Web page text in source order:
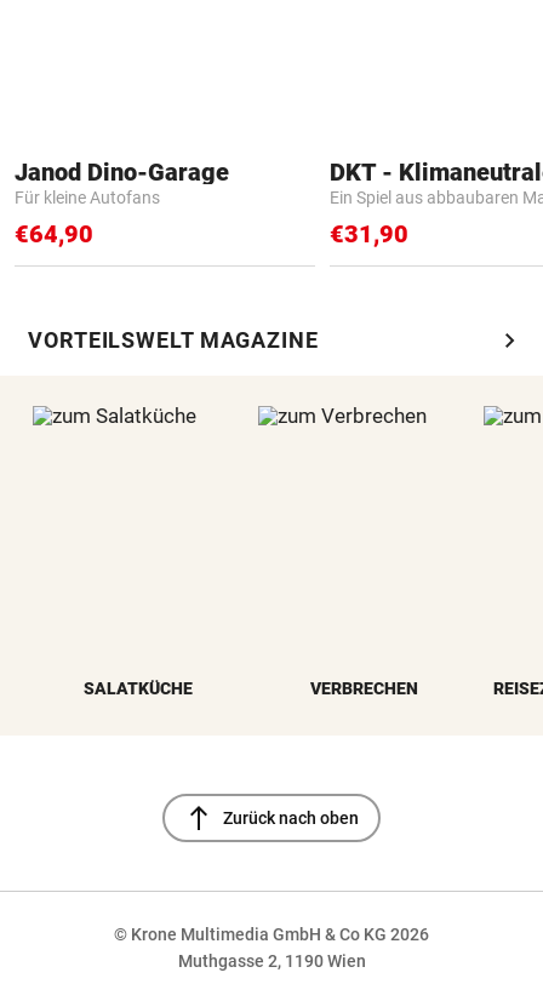
Janod Dino-Garage
Für kleine Autofans
€64,90
Ein Spiel aus abbaubaren
€31,90
VORTEILSWELT MAGAZINE chevron_right
SALATKÜCHE VERBRECHEN
north Zurück nach oben
© Krone Multimedia GmbH & Co KG 2026
Muthgasse 2, 1190 Wien